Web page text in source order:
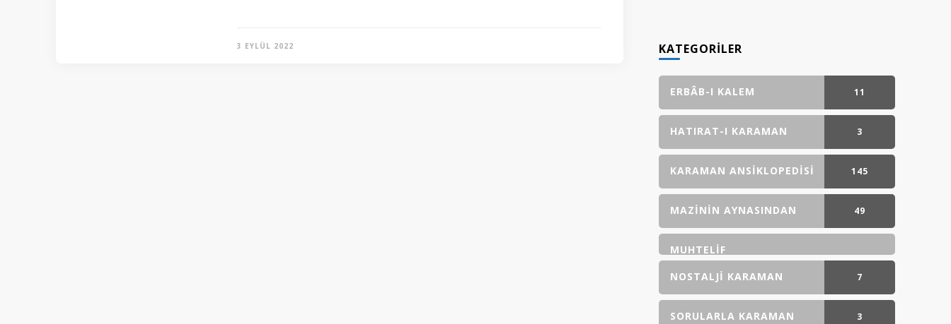
3 EYLÜL 2022 KATEGORILER
ERBÂB-I KALEM 11
GÖNDERI(LER)
HATIRAT-I KARAMAN 3
GÖNDERI(LER)
KARAMAN ANSIKLOPEDISI 145
GÖNDERI(LER)
MAZININ AYNASINDAN 49
MUHTELIF
NOSTALJI KARAMAN
7
GÖNDERI(LER)
SORULARLA KARAMAN 3